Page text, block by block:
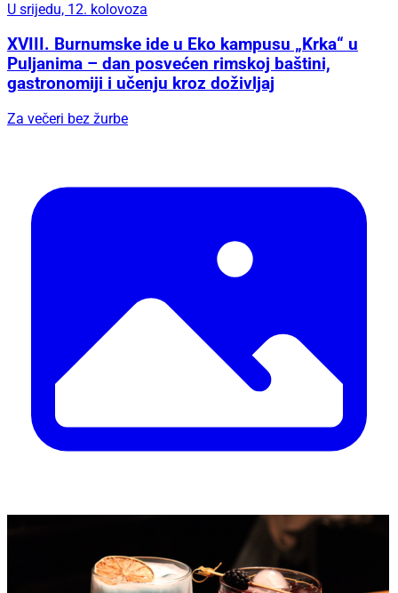
U srijedu, 12. kolovoza
XVIII. Burnumske ide u Eko kampusu „Krka“ u
Puljanima – dan posvećen rimskoj baštini,
gastronomiji i učenju kroz doživljaj
Za večeri bez žurbe